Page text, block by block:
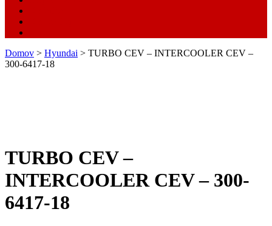
Domov > Hyundai > TURBO CEV – INTERCOOLER CEV –
300-6417-18
TURBO CEV –
INTERCOOLER CEV – 300-
6417-18